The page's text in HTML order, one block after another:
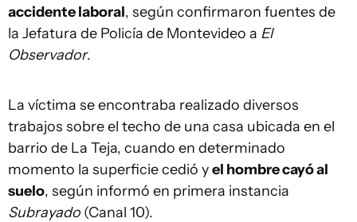
accidente laboral, según confirmaron fuentes de
la Jefatura de Policía de Montevideo a El
Observador.
La víctima se encontraba realizado diversos
trabajos sobre el techo de una casa ubicada en el
barrio de La Teja, cuando en determinado
momento la superficie cedió yel hombre cayó al
suelo, según informó en primera instancia
Subrayado (Canal 10).